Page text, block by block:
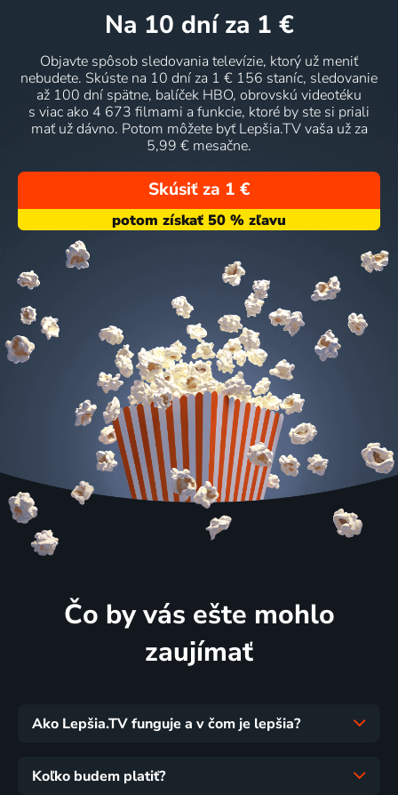
na 10 dní za 1 €
Objavte spôsob sledovania televízie, ktorý už meniť
nebudete. Skúste na 10 dní za 1 € 156 staníc, sledovanie
až 100 dní spätne, balíček HBO, obrovskú videotéku
s viac ako 4 673 filmami a funkcie, ktoré by ste si priali
mať už dávno. Potom môžete byť Lepšia.TV vaša už za
5,99 € mesačne.
Skúsiť za 1 €
Čo by vás ešte mohlo
zaujímať
Ako Lepšia.TV funguje a v čom je lepšia?
Koľko budem platiť?